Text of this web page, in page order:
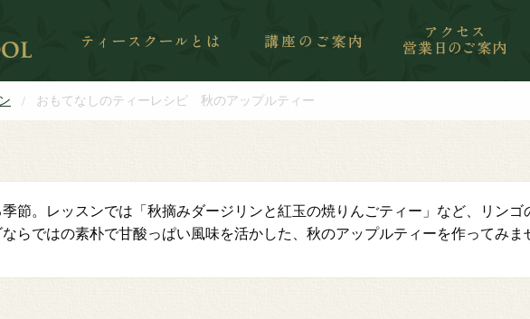
おもてなしのティーレシピ 秋のアップルティー
節。レッスンでは「秋摘みダージリンと紅玉の焼りんごティー」など、リンゴ
らではの素朴で甘酸っぱい風味を活かした、秋のアップルティーを作ってみま